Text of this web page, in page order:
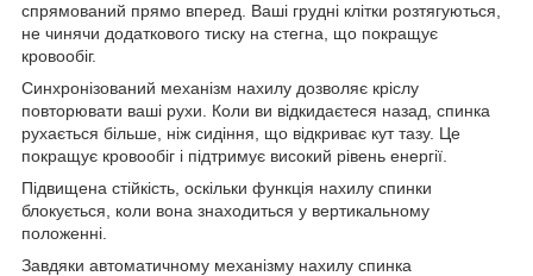
спрямований прямо вперед. Ваші грудні клітки розтягуються,
не чинячи додаткового тиску на стегна, що покращує
кровообіг.
Синхронізований механізм нахилу дозволяє кріслу
повторювати ваші рухи. Коли ви відкидаєтеся назад, спинка
рухається більше, ніж сидіння, що відкриває кут тазу. Це
покращує кровообіг і підтримує високий рівень енергії.
Підвищена стійкість, оскільки функція нахилу спинки
блокується, коли вона знаходиться у вертикальному
положенні.
Завдяки автоматичному механізму нахилу спинка